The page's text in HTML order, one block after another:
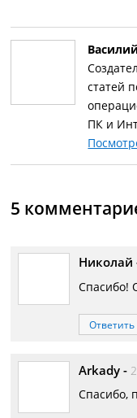
статей
ПК и
5
Николай
Спасибо!
Ответить
Arkady -
Спасибо,